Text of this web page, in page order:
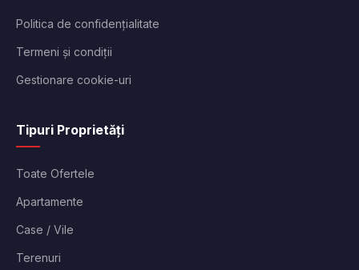
Politica de confidențialitate
Termeni și condiții
Gestionare cookie-uri
Tipuri Proprietăți
Toate Ofertele
Apartamente
Case / Vile
Terenuri